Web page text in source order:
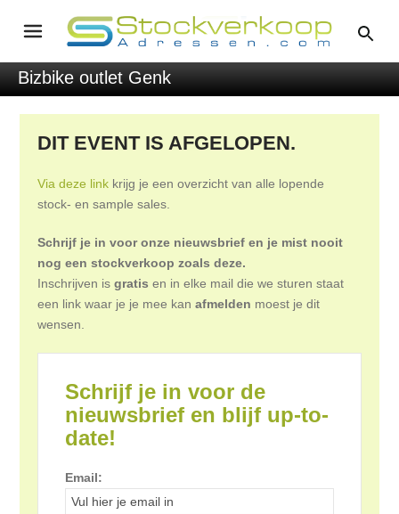
Bizbike outlet Genk
DIT EVENT IS AFGELOPEN.
Via deze link krijg je een overzicht van alle lopende
stock- en sample sales.
Schrijf je in voor onze nieuwsbrief en je mist nooit
nog een stockverkoop zoals deze.
Inschrijven isgratis en in elke mail die we sturen staat
een link waar je je mee kanafmelden moest je dit
wensen.
Schrijf je in voor de
nieuwsbrief en blijf up-to-
date!
Email: